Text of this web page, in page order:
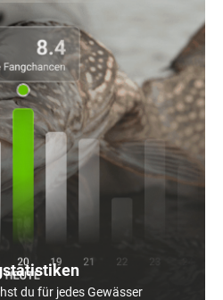
du für jedes Gewässer